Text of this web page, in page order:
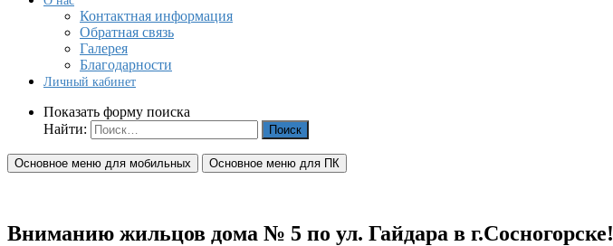
Контактная информация
Обратная связь
Галерея
Благодарности
Личный кабинет
Показать форму поиска
Найти:
Основное меню для мобильных Основное меню для ПК
Вниманию жильцов дома № 5 по ул. Гайдара в г.Сосногорске!